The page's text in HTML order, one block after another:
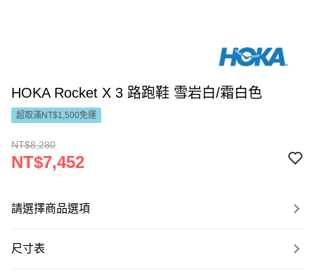
HOKA Rocket X 3 路跑鞋 雪岩白/霜白色
超取滿NT$1,500免運
NT$8,280
NT$7,452
請選擇商品選項
尺寸表